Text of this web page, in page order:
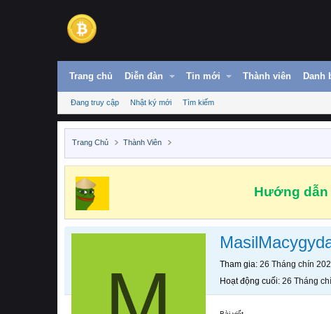
Trang chủ Diễn đàn Tin mới Thành viên Danh
Đang truy cập Nhật ký mới Tìm kiếm
Trang Chủ Thành Viên
Hướng dẫn
Tham gia 26 Tháng chín
Hoạt động cuối 26 Tháng